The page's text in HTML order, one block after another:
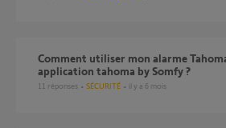
Comment utiliser mon alarme Tahoma Serenity avec l
application tahoma by Somfy ?
11 réponses SÉCURITÉ il y a 6 mois